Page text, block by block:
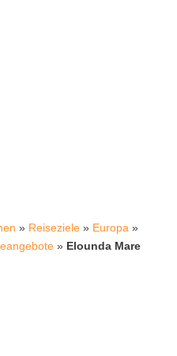
» Reiseziele» Europa »
» Elounda Mare